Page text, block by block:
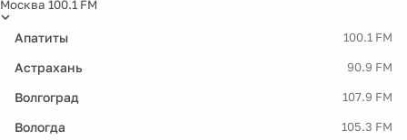
Москва 100.1 FM
Апатиты 100.1 FM
Астрахань 90.9 FM
Волгоград 107.9 FM
Вологда 105.3 FM